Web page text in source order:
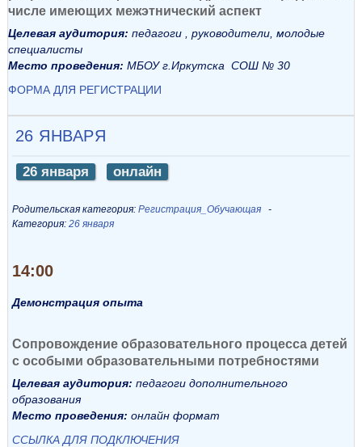
числе имеющих межэтнический аспект
Целевая аудитория: педагоги , руководители, молодые
специалисты
Место проведения: МБОУ г.Иркутска СОШ № 30
ФОРМА ДЛЯ РЕГИСТРАЦИИ
26 ЯНВАРЯ
26 января онлайн
Родительская категория: Регистрация_Обучающая
Категория: 26 января
14:00
Демонстрация опыта
Сопровождение образовательного процесса детей
с особыми образовательными потребностями
Целевая аудитория: педагоги дополнительного
образования
Место проведения: онлайн формат
ССЫЛКА ДЛЯ ПОДКЛЮЧЕНИЯ